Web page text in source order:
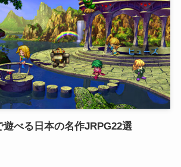
遊べる日本の名作JRPG22選